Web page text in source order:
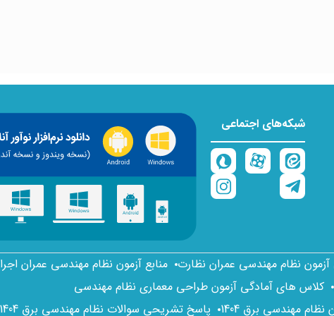
شبکه‌های اجتماعی
آزمون نظام مهندسی عمران نظارت منابع آزمون نظام مهندسی عمران اجرا 1404
کلاس های آمادگی آزمون طراحی معماری نظام مهندسی
نظام مهندسی برق 1404 پاسخ تشریحی سوالات نظام مهندسی برق 1404